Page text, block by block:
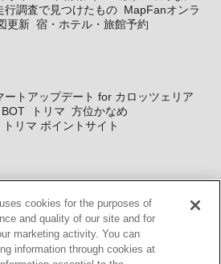
行調査で見つけたもの MapFanオンラ
更新 宿・ホテル・旅館予約
ートアップデート for カロッツェリア
トリマ 方位かなめ
トリマ ポイントサイト
ービス WEBサイト・システム向け地
図開発キット MapFan DB 住所確認
トリマ広告 Geo-Research
cookies for the purposes of
and quality of our site and for
marketing activity. You can
information through cookies at